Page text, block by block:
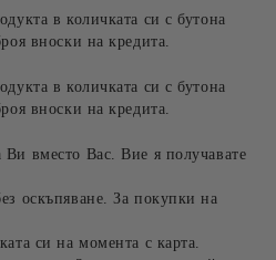
в количката си с бутона
вноски на кредита.
в количката си с бутона
вноски на кредита.
вместо Вас. Вие я получавате
оскъпяване. За покупки на
си на момента с карта.